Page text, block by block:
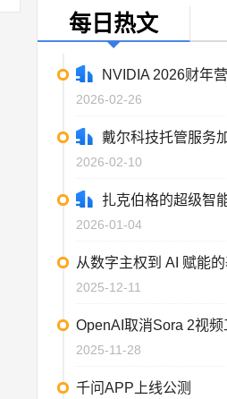
每日热文
NVIDIA 2026财年
2026-02-26
戴尔科技托管服务加
2026-02-10
扎克伯格的超级智
2026-01-04
从数字主权到 AI 赋能
2025-12-11
OpenAI取消Sora 2视频
2025-11-28
千问APP上线公测